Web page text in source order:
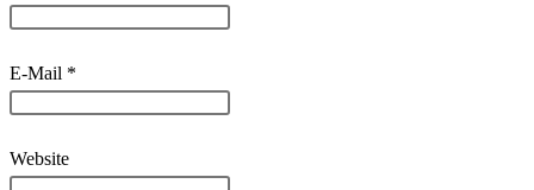
E-Mail *
Website